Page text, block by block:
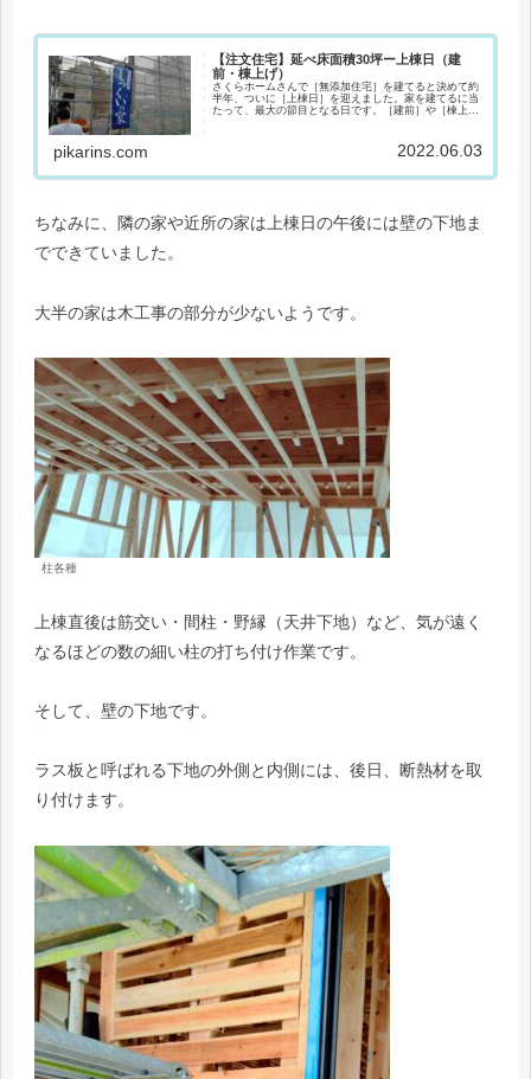
【注文住宅】延べ床面積30坪ー上棟日（建
前・棟上げ）
さくらホームさんで［無添加住宅］を建てると決めて約
半年、ついに［上棟日］を迎えました。家を建てるに当
たって、最大の節目となる日です。［建前］や［棟上
pikarins.com 2022.06.03
ちなみに、隣の家や近所の家は上棟日の午後には壁の下地ま
でできていました。
大半の家は木工事の部分が少ないようです。
柱各種
上棟直後は筋交い・間柱・野縁（天井下地）など、気が遠く
なるほどの数の細い柱の打ち付け作業です。
そして、壁の下地です。
ラス板と呼ばれる下地の外側と内側には、後日、断熱材を取
り付けます。